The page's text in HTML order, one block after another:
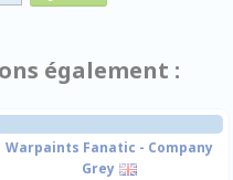
également :
Warpaints Fanatic - Company
Grey